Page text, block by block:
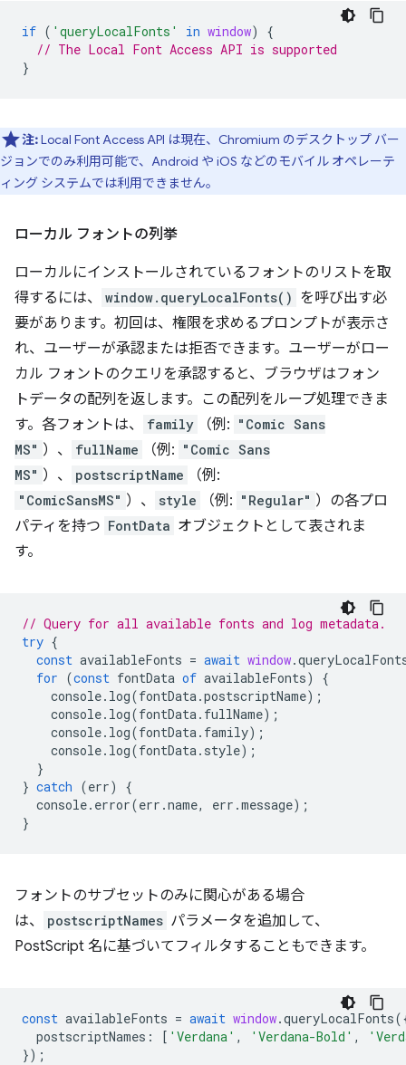
if ( 'queryLocalFonts' in window)
{
// The Local Font Access API is supported
}
注:Local Font Access API は現在、Chromium のデスクトップ バー
ジョンでのみ利用可能で、Android や iOS などのモバイル オペレーテ
ィング システムでは利用できません。
ローカル フォントの列挙
ローカルにインストールされているフォントのリストを取
得するには、
window.queryLocalFonts() を呼び出す必
要があります。初回は、権限を求めるプロンプトが表示さ
れ、ユーザーが承認または拒否できます。ユーザーがロー
カル フォントのクエリを承認すると、ブラウザはフォン
トデータの配列を返します。この配列をループ処理できま
す。各フォントは、
family （例: "Comic Sans
MS" ）、 fullName （例: "Comic Sans
MS" ）、 postscriptName （例:
"ComicSansMS" ）、 style （例: "Regular" ）の各プロ
パティを持つ FontData オブジェクトとして表されま
す。
// Query for all available fonts and log metadata.
try {
const availableFonts = await window.
for (const fontData of availableFonts)
{
console. log(fontData.postscriptName);
console. log(fontData. fullName);
console. log(fontData. family);
console. log(fontData. style);
}
} catch (err)
{
console. error(err .name, err .message);
}
フォントのサブセットのみに関心がある場合
は、
postscriptNames パラメータを追加して、
PostScript 名に基づいてフィルタすることもできます。
const availableFonts = await window.queryLocalFonts
postscriptNames : [ 'Verdana' , 'Verdana-Bold' ,
});